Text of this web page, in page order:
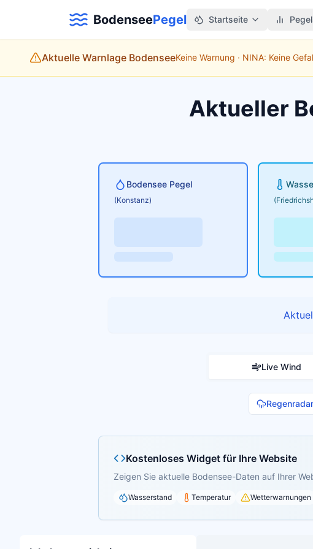
BodenseePegel Startseite
Aktuelle Warnlage BodenseeKeine Warnung · NINA: Keine
Aktueller
Bodensee Pegel
(Konstanz)
Live Wind
Regenradar
Kostenloses Widget für Ihre Website
Zeigen Sie aktuelle Bodensee-Daten auf Ihrer
Wasserstand Temperatur Wetterwarnungen